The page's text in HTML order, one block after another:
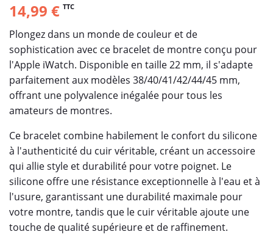
14,99 € TTC
Plongez dans un monde de couleur et de
sophistication avec ce bracelet de montre conçu pour
l'Apple iWatch. Disponible en taille 22 mm, il s'adapte
parfaitement aux modèles 38/40/41/42/44/45 mm,
offrant une polyvalence inégalée pour tous les
amateurs de montres.
Ce bracelet combine habilement le confort du silicone
à l'authenticité du cuir véritable, créant un accessoire
qui allie style et durabilité pour votre poignet. Le
silicone offre une résistance exceptionnelle à l'eau et à
l'usure, garantissant une durabilité maximale pour
votre montre, tandis que le cuir véritable ajoute une
touche de qualité supérieure et de raffinement.